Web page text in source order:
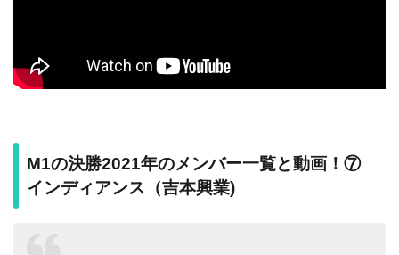
M1の決勝2021年のメンバー一覧と動画！⑦
インディアンス（吉本興業)